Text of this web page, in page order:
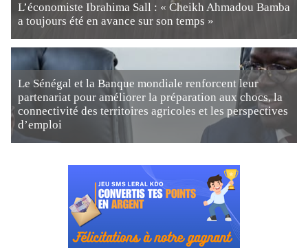
L’économiste Ibrahima Sall : « Cheikh Ahmadou Bamba
a toujours été en avance sur son temps »
Le Sénégal et la Banque mondiale renforcent leur
partenariat pour améliorer la préparation aux chocs, la
connectivité des territoires agricoles et les perspectives
d’emploi